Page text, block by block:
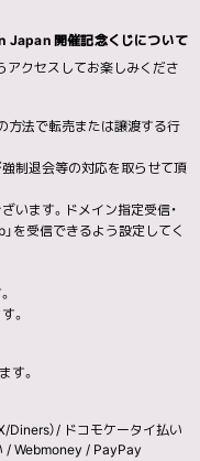
開催記念くじについて
アクセスしてお楽しみくださ
方法で転売または譲渡する行
制退会等の対応を取らせて頂
います。ドメイン指定受信・
を受信できるよう設定してく
。
す。
Diners）/ ドコモケータイ払い
/ Webmoney / PayPay